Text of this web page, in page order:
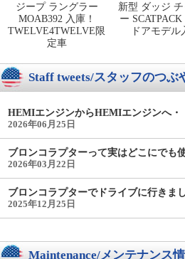
ジープ ラングラー
MOAB392 入庫！
TWELVE4TWELVE限
定車
新型 ダッジ
ー SCATPACK
ドアモデル
Staff tweets/スタッフのつぶ
HEMIエンジンからHEMIエンジンへ・
2026年06月25日
ブロンコラプターって実はどこにでも
2026年03月22日
ブロンコラプターでドライブに行きま
2025年12月25日
Maintenance/メンテナンス